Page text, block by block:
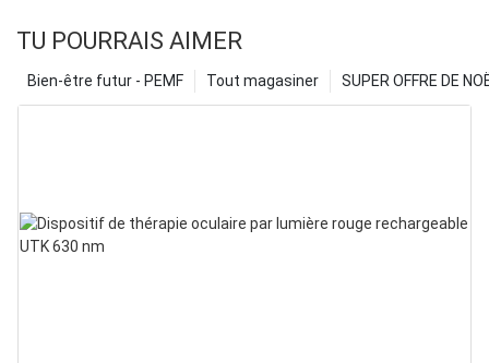
TU POURRAIS AIMER
SUPER OFFRE DE
Tout magasiner
Bien-être futur - PEMF